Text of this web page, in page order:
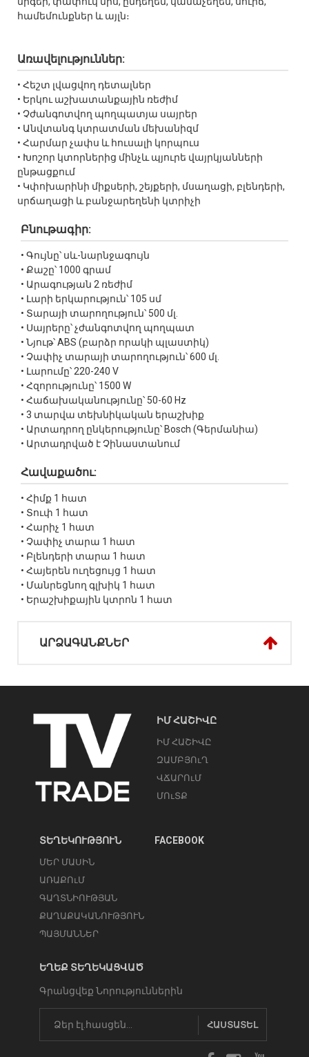
համեմունքներ և այլն։
Առավելություններ:
• Հեշտ լվացվող դետալներ
• Երկու աշխատանքային ռեժիմ
• Չժանգոտվող պողպատյա սայրեր
• Անվտանգ կտրատման մեխանիզմ
• Հարմար չափս և հուսալի կորպուս
• Խոշոր կտորներից մինչև պյուրե վայրկյանների
ընթացքում
• Կփոխարինի միքսերի, շեյքերի, մսաղացի, բլենդերի,
սրճաղացի և բանջարեղենի կտրիչի
Բնութագիր:
• Գույնը՝ սև-նարնջագույն
• Քաշը՝ 1000 գրամ
• Արագության 2 ռեժիմ
• Լարի երկարություն՝ 105 սմ
• Տարայի տարողություն՝ 500 մլ.
• Սայրերը՝ չժանգոտվող պողպատ
• Նյութ՝ ABS (բարձր որակի պլաստիկ)
• Չափիչ տարայի տարողություն՝ 600 մլ.
• Լարումը՝ 220-240 V
• Հզորությունը՝ 1500 W
• Հաճախականությունը՝ 50-60 Hz
• 3 տարվա տեխնիկական երաշխիք
• Արտադրող ընկերությունը՝ Bosch (Գերմանիա)
• Արտադրված է Չինաստանում
Հավաքածու:
• Հիմք 1 հատ
• Տուփ 1 հատ
• Հարիչ 1 հատ
• Չափիչ տարա 1 հատ
• Բլենդերի տարա 1 հատ
• Հայերեն ուղեցույց 1 հատ
• Մանրեցնող գլխիկ 1 հատ
• Երաշխիքային կտրոն 1 հատ
ԱՐՁԱԳԱՆՔՆԵՐ
ԻՄ ՀԱՇԻՎԸ
ԻՄ ՀԱՇԻՎԸ
ԶԱՄԲՅՈւՂ
ՎՃԱՐՈւՄ
ՄՈւՏՔ
ՏԵՂԵԿՈՒԹՅՈՒՆ
ՄԵՐ ՄԱՍԻՆ
ԱՌԱՔՈւՄ
ԳԱՂՏՆԻՈՒԹՅԱՆ
ՔԱՂԱՔԱԿԱՆՈՒԹՅՈՒՆ
ՊԱՅՄԱՆՆԵՐ
FACEBOOK
ԵՂԵՔ ՏԵՂԵԿԱՑՎԱԾ
Գրանցվեք Նորություններին
ՀԱՍՏԱՏԵԼ